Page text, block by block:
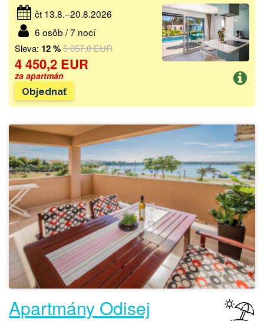
čt 13.8.–20.8.2026
6 osôb / 7 nocí
Sleva: 12 %5 057,0 EUR
4 450,2 EUR
za apartmán
Objednať
Apartmány Odisej